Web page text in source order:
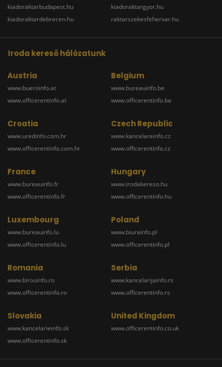
kiadoraktarbudapest.hu
kiadoraktardebrecen.hu
kiadoraktargyor.hu
raktarszekesfehervar.hu
Iroda kereső hálózatunk
Austria
www.bueroinfo.at
www.officerentinfo.at
Belgium
www.bureauinfo.be
www.officerentinfo.be
Croatia
www.uredinfo.com.hr
www.officerentinfo.com.hr
Czech Republic
www.kancelareinfo.cz
www.officerentinfo.cz
France
www.bureauinfo.fr
www.officerentinfo.fr
Hungary
www.irodakereso.hu
www.officerentinfo.hu
Luxembourg
www.bureauinfo.lu
www.officerentinfo.lu
Poland
www.biurainfo.pl
www.officerentinfo.pl
Romania
www.birouinfo.ro
www.officerentinfo.ro
Serbia
www.kancelarijainfo.rs
www.officerentinfo.rs
Slovakia
www.kancelarieinfo.sk
www.officerentinfo.sk
United Kingdom
www.officerentinfo.co.uk